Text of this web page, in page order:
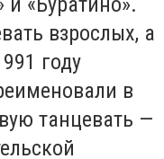
взрослых, а
году
в
танцевать —